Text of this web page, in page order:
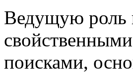
Ведущую роль
поисками,